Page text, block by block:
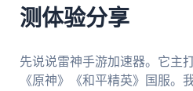
测体验分享
先说说雷神手游加速器。它主
《原神》《和平精英》国服。